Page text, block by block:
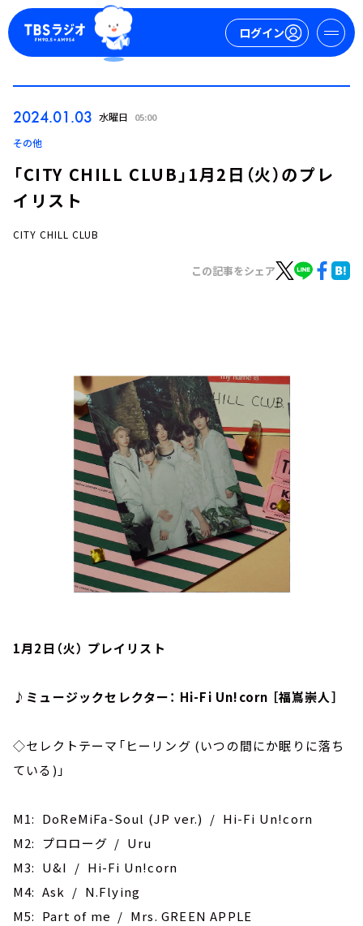
ログイン
お知らせ
イベント・グッズ
YouTube
会社情報
2024.01.03 水曜日 05:00
その他
「CITY CHILL CLUB」1月2日（火）のプレ
イリスト
CITY CHILL CLUB
この記事をシェア
1月2日（火） プレイリスト
♪ミュージックセレクター： Hi-Fi Un!corn ［福嶌崇人］
◇セレクトテーマ「ヒーリング (いつの間にか眠りに落ち
ている)」
M1: DoReMiFa-Soul (JP ver.) / Hi-Fi Un!corn
M2: プロローグ / Uru
M3: U&I / Hi-Fi Un!corn
M4: Ask / N.Flying
M5: Part of me / Mrs. GREEN APPLE